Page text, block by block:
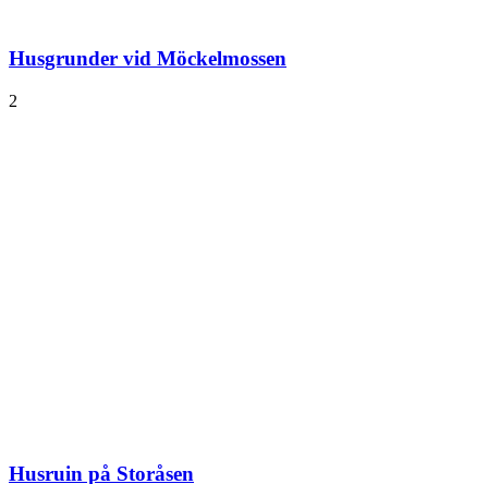
Husgrunder vid Möckelmossen
2
Husruin på Storåsen